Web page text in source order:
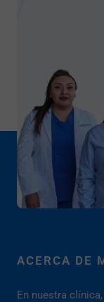
ACERCA DE
En nuestra